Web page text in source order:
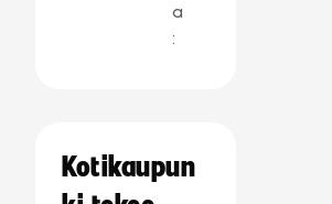
a
:
Kotikaupun